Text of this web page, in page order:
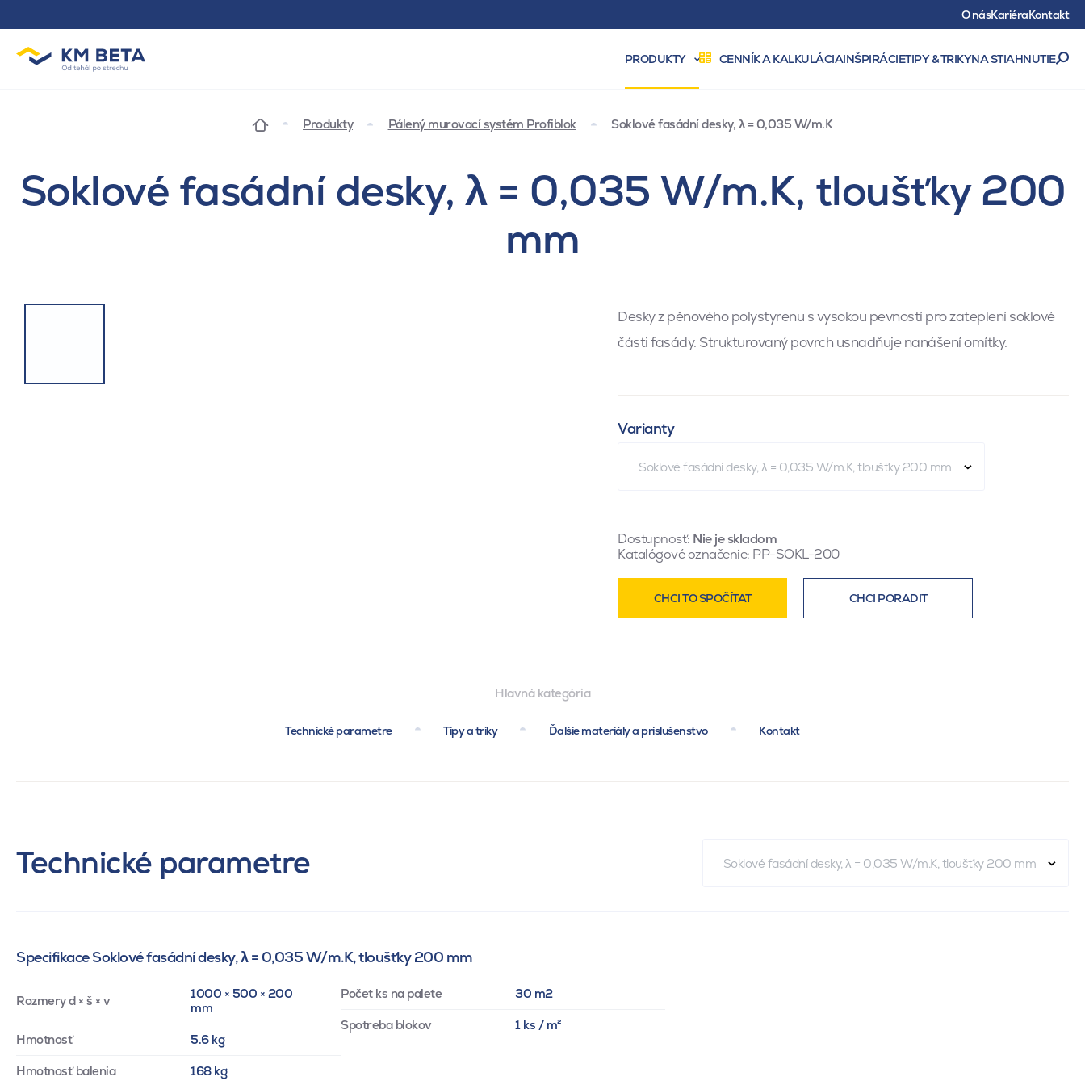
O násKariéraKontakt
PRODUKTY CENNÍK A KALKULÁCIAINŠPIRÁCIETIPY & TRIKYNA STIAHNUTIE
Produkty Pálený murovací systém Profiblok Soklové fasádní desky, λ = 0,035 W/m.K
Soklové fasádní desky, λ = 0,035 W/m.K, tloušťky 200
mm
Desky z pěnového polystyrenu s vysokou pevností pro zateplení soklové
části fasády. Strukturovaný povrch usnadňuje nanášení omítky.
Varianty
Soklové fasádní desky, λ = 0,035 W/m.K, tloušťky 200 mm
Dostupnosť: Nie je skladom
Katalógové označenie: PP-SOKL-200
CHCI TO SPOČÍTAT CHCI PORADIT
Hlavná kategória
Technické parametre Tipy a triky Ďalšie materiály a príslušenstvo Kontakt
Technické parametre Soklové fasádní desky, λ = 0,035 W/m.K, tloušťky 200 mm
Specifikace Soklové fasádní desky, λ = 0,035 W/m.K, tloušťky 200 mm
Rozmery d × š × v
1000 × 500 × 200
mm
Hmotnosť 5.6 kg
Hmotnosť balenia 168 kg
Počet ks na palete 30 m2
Spotreba blokov 1 ks / m²